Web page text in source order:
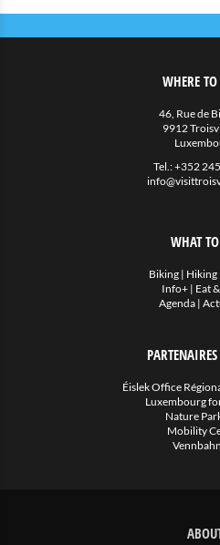
WHERE
46, Rue de
9912
Tel.:+352
WHAT
Biking| Hiking
Info+ | Eat
Agenda |
Éislek Office
Luxembourg
Nature
Mobility